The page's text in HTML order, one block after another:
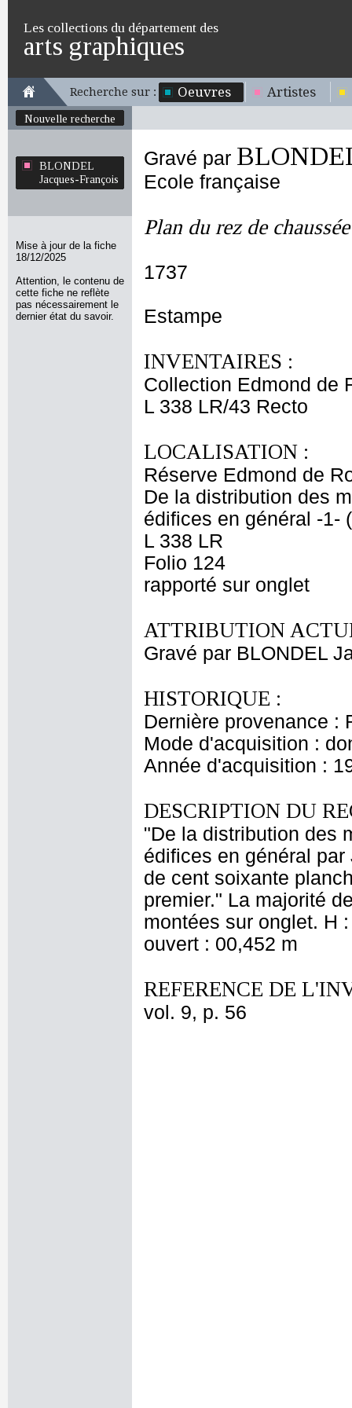
Les collections du département des
arts graphiques
Recherche sur : Oeuvres Artistes
Nouvelle recherche
BLONDEL
Jacques-François
Mise à jour de la fiche
18/12/2025
Attention, le contenu de
cette fiche ne reflète
pas nécessairement le
dernier état du savoir.
Gravé par
Ecole française
Plan du rez de chaussée
1737
Estampe
INVENTAIRES :
Collection Edmond de
L 338 LR/43 Recto
LOCALISATION :
Réserve Edmond de
De la distribution des
édifices en général -1-
L 338 LR
Folio 124
rapporté sur onglet
ATTRIBUTION
Gravé par BLONDEL
HISTORIQUE :
Dernière provenance :
Mode d'acquisition :
Année d'acquisition :
DESCRIPTION DU
"De la distribution des
édifices en général
de cent soixante
premier." La majorité
montées sur onglet. H
ouvert : 00,452 m
REFERENCE DE
vol. 9, p. 56